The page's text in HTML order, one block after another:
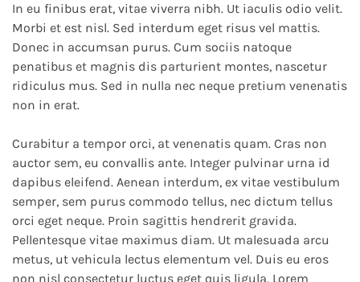
In eu finibus erat, vitae viverra nibh. Ut iaculis odio velit.
Morbi et est nisl. Sed interdum eget risus vel mattis.
Donec in accumsan purus. Cum sociis natoque
penatibus et magnis dis parturient montes, nascetur
ridiculus mus. Sed in nulla nec neque pretium venenatis
non in erat.
Curabitur a tempor orci, at venenatis quam. Cras non
auctor sem, eu convallis ante. Integer pulvinar urna id
dapibus eleifend. Aenean interdum, ex vitae vestibulum
semper, sem purus commodo tellus, nec dictum tellus
orci eget neque. Proin sagittis hendrerit gravida.
Pellentesque vitae maximus diam. Ut malesuada arcu
metus, ut vehicula lectus elementum vel. Duis eu eros
non nisl consectetur luctus eget quis ligula. Lorem